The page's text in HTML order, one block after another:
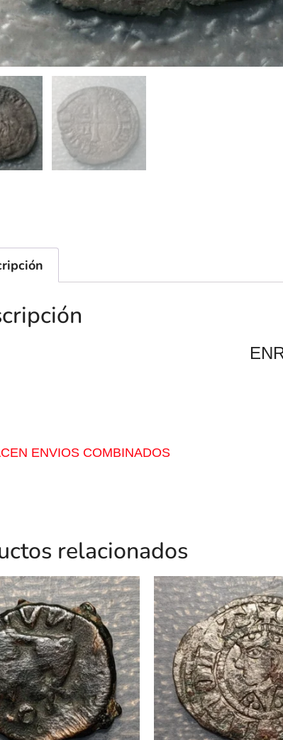
ENVIOS COMBINADOS
relacionados